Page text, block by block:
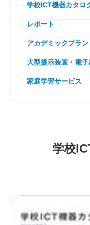
学校ICT機器カタロ
レポート
アカデミックプラ
大型提示装置・電
家庭学習サービス
学校